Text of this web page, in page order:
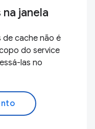
janela
de cache não é
do service
las no